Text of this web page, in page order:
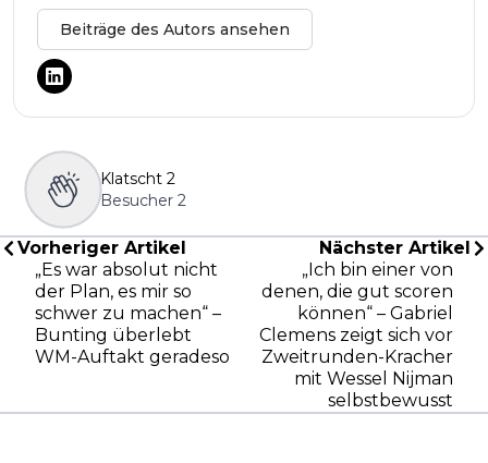
Beiträge des Autors ansehen
Klatscht 2
Besucher 2
Vorheriger Artikel
„Es war absolut nicht
der Plan, es mir so
schwer zu machen“ –
Bunting überlebt
WM-Auftakt geradeso
Nächster Artikel
„Ich bin einer von
denen, die gut scoren
können“ – Gabriel
Clemens zeigt sich vor
Zweitrunden-Kracher
mit Wessel Nijman
selbstbewusst